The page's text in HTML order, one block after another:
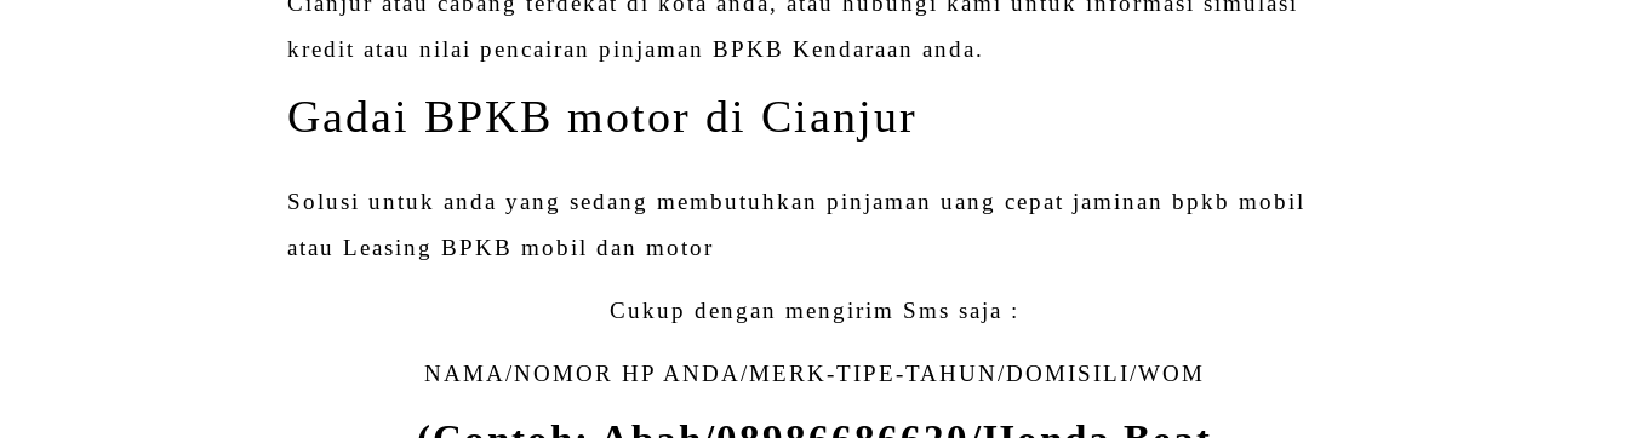
kredit atau nilai pencairan pinjaman BPKB Kendaraan anda.
Gadai BPKB motor di Cianjur
Solusi untuk anda yang sedang membutuhkan pinjaman uang cepat jaminan bpkb mobil
atau Leasing BPKB mobil dan motor
Cukup dengan mengirim Sms saja :
NAMA/NOMOR HP ANDA/MERK-TIPE-TAHUN/DOMISILI/WOM